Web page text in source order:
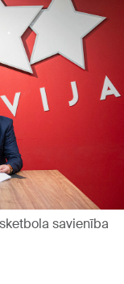
savienība